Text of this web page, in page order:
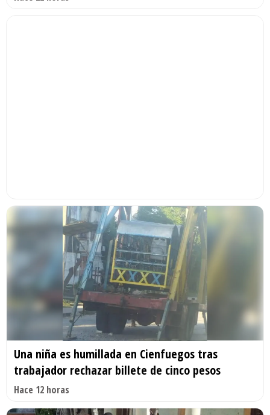
Una niña es humillada en Cienfuegos tras
trabajador rechazar billete de cinco pesos
Hace 12 horas